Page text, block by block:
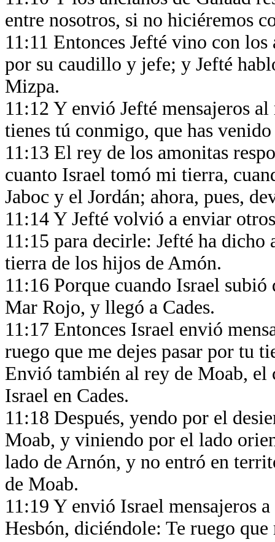
entre nosotros, si no hiciéremos
11:11 Entonces Jefté vino con
por su caudillo y jefe; y Jefté
Mizpa.
11:12 Y envió Jefté mensajeros
tienes tú conmigo, que has
11:13 El rey de los amonitas
cuanto Israel tomó mi tierra,
Jaboc y el Jordán; ahora, pues,
11:14 Y Jefté volvió a enviar
11:15 para decirle: Jefté ha
tierra de los hijos de Amón.
11:16 Porque cuando Israel
Mar Rojo, y llegó a Cades.
11:17 Entonces Israel envió
ruego que me dejes pasar por tu
Envió también al rey de Moab, el
Israel en Cades.
11:18 Después, yendo por el
Moab, y viniendo por el lado
lado de Arnón, y no entró en
de Moab.
11:19 Y envió Israel mensajeros
Hesbón, diciéndole: Te ruego